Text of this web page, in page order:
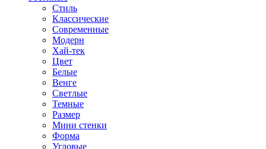
Стиль
Классические
Современные
Модерн
Хай-тек
Цвет
Белые
Венге
Светлые
Темные
Размер
Мини стенки
Форма
Угловые